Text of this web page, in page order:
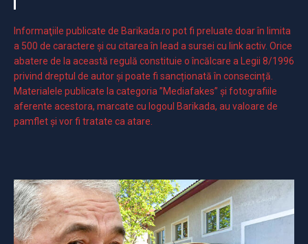
Informaţiile publicate de Barikada.ro pot fi preluate doar în limita
a 500 de caractere şi cu citarea în lead a sursei cu link activ. Orice
abatere de la această regulă constituie o încălcare a Legii 8/1996
privind dreptul de autor și poate fi sancționată în consecință.
Materialele publicate la categoria ”Mediafakes” și fotografiile
aferente acestora, marcate cu logoul Barikada, au valoare de
pamflet și vor fi tratate ca atare.